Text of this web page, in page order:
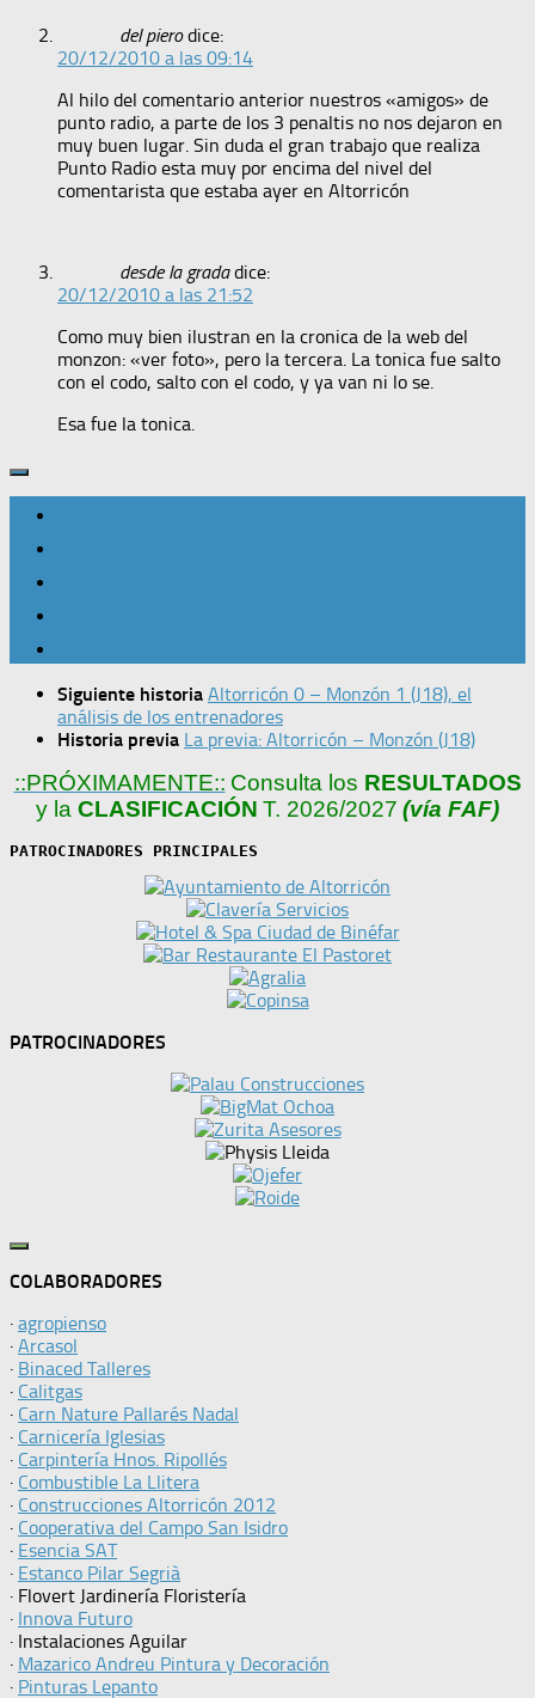
del piero dice:
20/12/2010 a las 09:14
Al hilo del comentario anterior nuestros «amigos» de
punto radio, a parte de los 3 penaltis no nos dejaron en
muy buen lugar. Sin duda el gran trabajo que realiza
Punto Radio esta muy por encima del nivel del
comentarista que estaba ayer en Altorricón
desde la grada dice:
20/12/2010 a las 21:52
Como muy bien ilustran en la cronica de la web del
monzon: «ver foto», pero la tercera. La tonica fue salto
con el codo, salto con el codo, y ya van ni lo se.
Esa fue la tonica.
Siguiente historia Altorricón 0 – Monzón 1 (J18), el
análisis de los entrenadores
Historia previa La previa: Altorricón – Monzón (J18)
::PRÓXIMAMENTE:: Consulta los RESULTADOS
y la CLASIFICACIÓN T. 2026/2027 (vía FAF)
PATROCINADORES PRINCIPALES
PATROCINADORES
COLABORADORES
· agropienso
· Arcasol
· Binaced Talleres
· Calitgas
· Carn Nature Pallarés Nadal
· Carnicería Iglesias
· Carpintería Hnos. Ripollés
· Combustible La Llitera
· Construcciones Altorricón 2012
· Cooperativa del Campo San Isidro
· Esencia SAT
· Estanco Pilar Segrià
· Flovert Jardinería Floristería
· Innova Futuro
· Instalaciones Aguilar
· Mazarico Andreu Pintura y Decoración
· Pinturas Lepanto